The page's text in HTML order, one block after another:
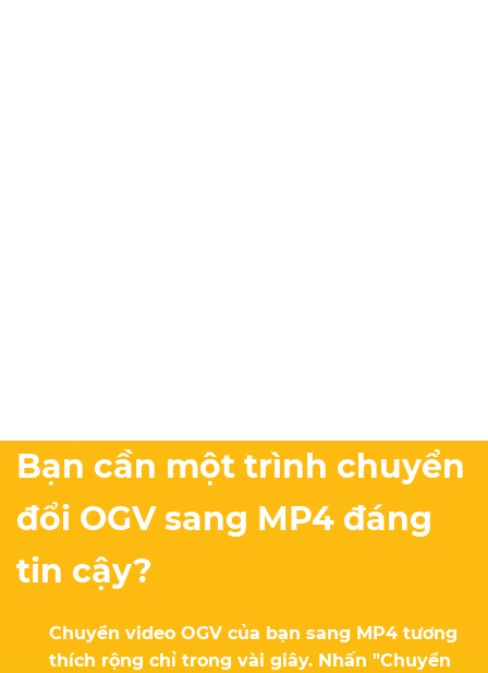
Bạn cần một trình chuyển
đổi OGV sang MP4 đáng
tin cậy?
Chuyển video OGV của bạn sang MP4 tương
thích rộng chỉ trong vài giây. Nhấn "Chuyển